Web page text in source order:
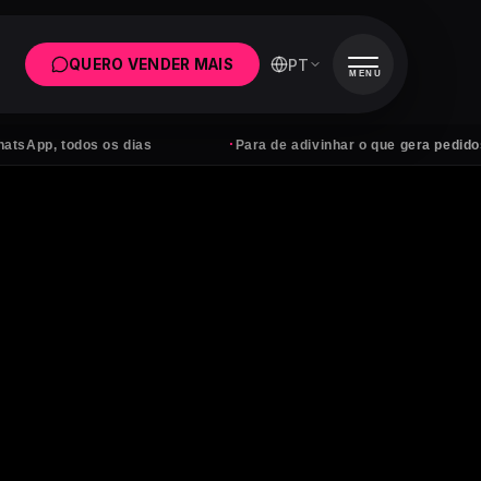
todos os dias Para de adivinhar o que gera pedidos
QUERO VENDER MAIS PT MENU